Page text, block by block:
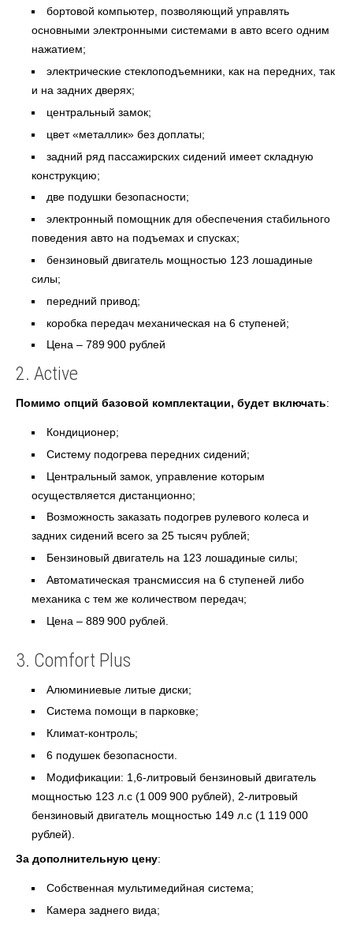
бортовой компьютер, позволяющий управлять
основными электронными системами в авто всего одним
нажатием;
электрические стеклоподъемники, как на передних, так
и на задних дверях;
центральный замок;
цвет «металлик» без доплаты;
задний ряд пассажирских сидений имеет складную
конструкцию;
две подушки безопасности;
электронный помощник для обеспечения стабильного
поведения авто на подъемах и спусках;
бензиновый двигатель мощностью 123 лошадиные
силы;
передний привод;
коробка передач механическая на 6 ступеней;
Цена – 789 900 рублей
2. Active
Помимо опций базовой комплектации, будет включать:
Кондиционер;
Систему подогрева передних сидений;
Центральный замок, управление которым
осуществляется дистанционно;
Возможность заказать подогрев рулевого колеса и
задних сидений всего за 25 тысяч рублей;
Бензиновый двигатель на 123 лошадиные силы;
Автоматическая трансмиссия на 6 ступеней либо
механика с тем же количеством передач;
Цена – 889 900 рублей.
3. Comfort Plus
Алюминиевые литые диски;
Система помощи в парковке;
Климат-контроль;
6 подушек безопасности.
Модификации: 1,6-литровый бензиновый двигатель
мощностью 123 л.с (1 009 900 рублей), 2-литровый
бензиновый двигатель мощностью 149 л.с (1 119 000
рублей).
За дополнительную цену:
Собственная мультимедийная система;
Камера заднего вида;